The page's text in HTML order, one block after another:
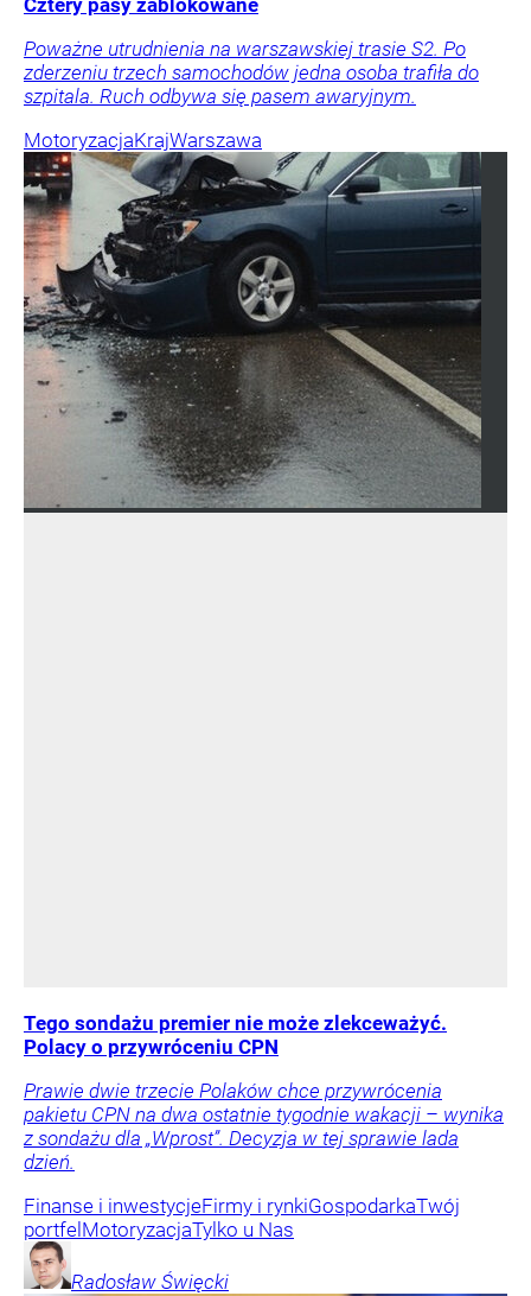
Cztery pasy zablokowane
Poważne utrudnienia na warszawskiej trasie S2. Po
zderzeniu trzech samochodów jedna osoba trafiła do
szpitala. Ruch odbywa się pasem awaryjnym.
MotoryzacjaKrajWarszawa
Tego sondażu premier nie może zlekceważyć.
Polacy o przywróceniu CPN
Prawie dwie trzecie Polaków chce przywrócenia
pakietu CPN na dwa ostatnie tygodnie wakacji – wynika
z sondażu dla „Wprost”. Decyzja w tej sprawie lada
dzień.
Finanse i inwestycjeFirmy i rynkiGospodarkaTwój
portfel MotoryzacjaTylko u Nas
Radosław Święcki